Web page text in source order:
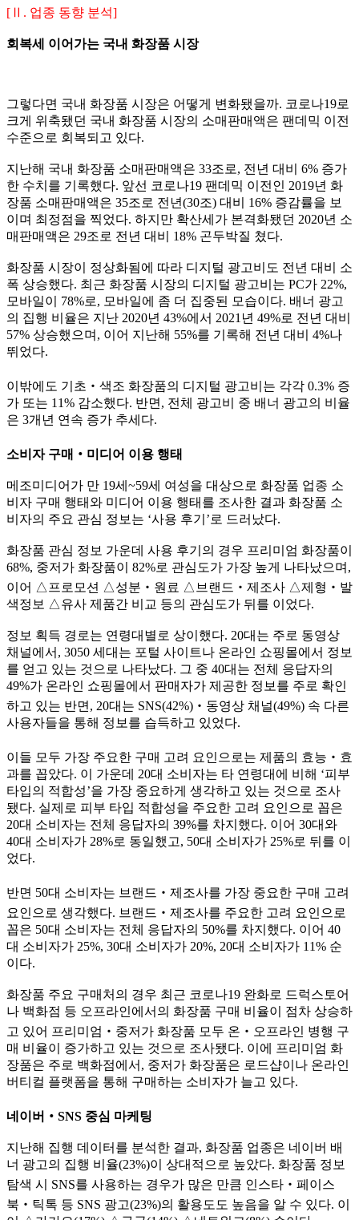
[ Ⅱ . 업종 동향 분석]
회복세 이어가는 국내 화장품 시장
그렇다면 국내 화장품 시장은 어떻게 변화됐을까. 코로나19로
크게 위축됐던 국내 화장품 시장의 소매판매액은 팬데믹 이전
수준으로 회복되고 있다.
지난해 국내 화장품 소매판매액은 33조로, 전년 대비 6% 증가
한 수치를 기록했다. 앞선 코로나19 팬데믹 이전인 2019년 화
장품 소매판매액은 35조로 전년(30조) 대비 16% 증감률을 보
이며 최정점을 찍었다. 하지만 확산세가 본격화됐던 2020년 소
매판매액은 29조로 전년 대비 18% 곤두박질 쳤다.
화장품 시장이 정상화됨에 따라 디지털 광고비도 전년 대비 소
폭 상승했다. 최근 화장품 시장의 디지털 광고비는 PC가 22%,
모바일이 78%로, 모바일에 좀 더 집중된 모습이다. 배너 광고
의 집행 비율은 지난 2020년 43%에서 2021 년 49%로 전년 대비
57% 상승했으며 , 이어 지난해 55%를 기록해 전년 대비 4%나
뛰었다.
이밖에도 기초 ‧ 색조 화장품의 디지털 광고비는 각각 0.3% 증
가 또는 11% 감소했다. 반면 , 전체 광고비 중 배너 광고의 비율
은 3개년 연속 증가 추세다.
소비자 구매 ‧ 미디어 이용 행태
메조미디어가 만 19세 ~59세 여성을 대상으로 화장품 업종 소
비자 구매 행태와 미디어 이용 행태를 조사한 결과 화장품 소
비자의 주요 관심 정보는 ‘사용 후기 ’로 드러났다.
화장품 관심 정보 가운데 사용 후기의 경우 프리미엄 화장품이
68%, 중저가 화장품이 82%로 관심도가 가장 높게 나타났으며 ,
이어 △ 프로모션 △성분 ‧ 원료 △ 브랜드 ‧ 제조사 △제형 ‧ 발
색정보 △유사 제품간 비교 등의 관심도가 뒤를 이었다.
정보 획득 경로는 연령대별로 상이했다. 20대는 주로 동영상
채널에서 , 3050 세대는 포털 사이트나 온라인 쇼핑몰에서 정보
를 얻고 있는 것으로 나타났다. 그 중 40대는 전체 응답자의
49%가 온라인 쇼핑몰에서 판매자가 제공한 정보를 주로 확인
하고 있는 반면 , 20대는 SNS(42%) ‧ 동영상 채널(49%) 속 다른
사용자들을 통해 정보를 습득하고 있었다.
이들 모두 가장 주요한 구매 고려 요인으로는 제품의 효능 ‧ 효
과를 꼽았다. 이 가운데 20대 소비자는 타 연령대에 비해 ‘피부
타입의 적합성’을 가장 중요하게 생각하고 있는 것으로 조사
됐다. 실제로 피부 타입 적합성을 주요한 고려 요인으로 꼽은
20대 소비자는 전체 응답자의 39%를 차지했다. 이어 30대와
40대 소비자가 28%로 동일했고, 50대 소비자가 25%로 뒤를 이
었다.
반면 50대 소비자는 브랜드 ‧ 제조사를 가장 중요한 구매 고려
요인으로 생각했다. 브랜드 ‧ 제조사를 주요한 고려 요인으로
꼽은 50대 소비자는 전체 응답자의 50%를 차지했다. 이어 40
대 소비자가 25%, 30대 소비자가 20%, 20대 소비자가 11% 순
이다.
화장품 주요 구매처의 경우 최근 코로나19 완화로 드럭스토어
나 백화점 등 오프라인에서의 화장품 구매 비율이 점차 상승하
고 있어 프리미엄 ‧ 중저가 화장품 모두 온 ‧ 오프라인 병행 구
매 비율이 증가하고 있는 것으로 조사됐다. 이에 프리미엄 화
장품은 주로 백화점에서 , 중저가 화장품은 로드샵이나 온라인
버티컬 플랫폼을 통해 구매하는 소비자가 늘고 있다.
네이버 ‧ SNS 중심 마케팅
지난해 집행 데이터를 분석한 결과, 화장품 업종은 네이버 배
너 광고의 집행 비율(23%)이 상대적으로 높았다. 화장품 정보
탐색 시 SNS를 사용하는 경우가 많은 만큼 인스타 ‧ 페이스
북 ‧ 틱톡 등 SNS 광고(23%)의 활용도도 높음을 알 수 있다. 이